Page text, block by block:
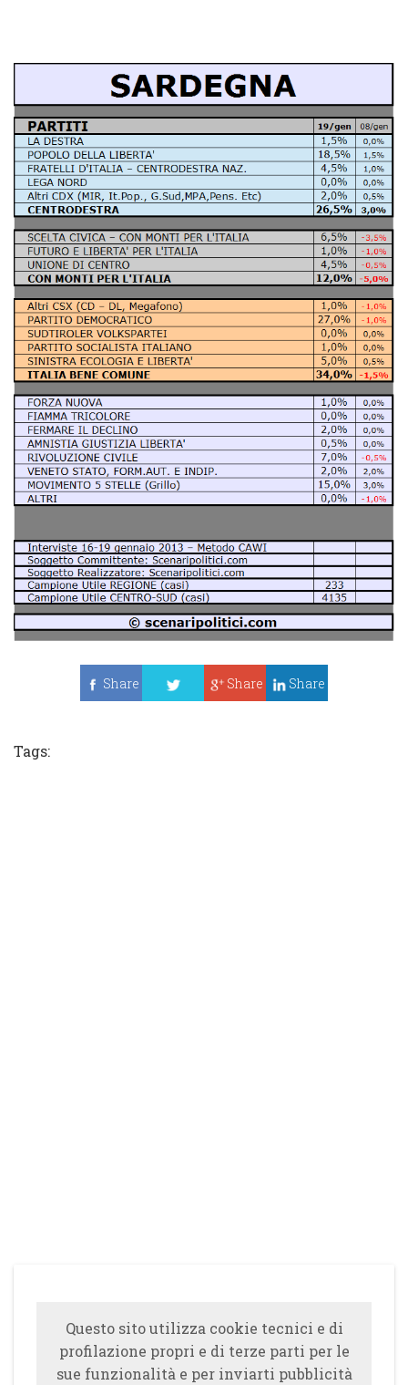
Share
Share Share
Tags:
Questo sito utilizza cookie tecnici e di
profilazione propri e di terze parti per le
sue funzionalità e per inviarti pubblicità